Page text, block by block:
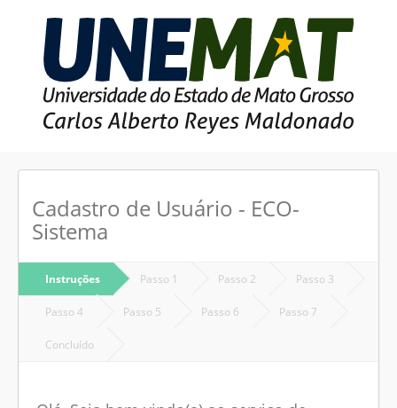
Cadastro de Usuário - ECO-
Sistema
Instruções Passo 1 Passo 2 Passo 3
Passo 4 Passo 5 Passo 6 Passo 7
Concluído